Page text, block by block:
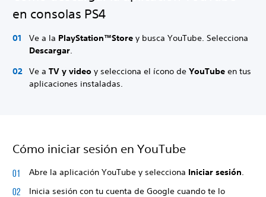
en consolas PS4
Ve a la PlayStation™Store y busca YouTube. Selecciona
Descargar.
Ve a TV y video y selecciona el ícono de YouTube en tus
aplicaciones instaladas.
Cómo iniciar sesión en YouTube
Abre la aplicación YouTube y selecciona Iniciar sesión.
Inicia sesión con tu cuenta de Google cuando te lo